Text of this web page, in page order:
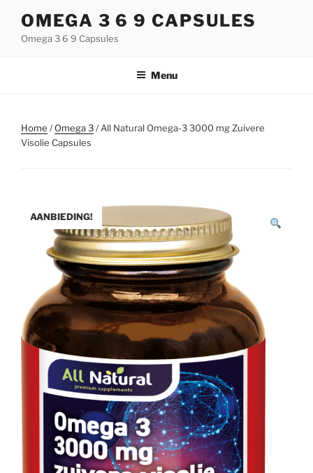
inhoud
OMEGA 3 6 9 CAPSULES
Omega 3 6 9 Capsules
Menu
Home /Omega 3/ All Natural Omega-3 3000 mg Zuivere
Visolie Capsules
AANBIEDING!